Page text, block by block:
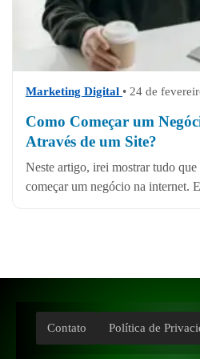
Marketing Digital • 24 de
Como Começar um
Através de um Site?
Neste artigo, irei mostrar tudo que
começar um negócio na internet.
Contato Política de